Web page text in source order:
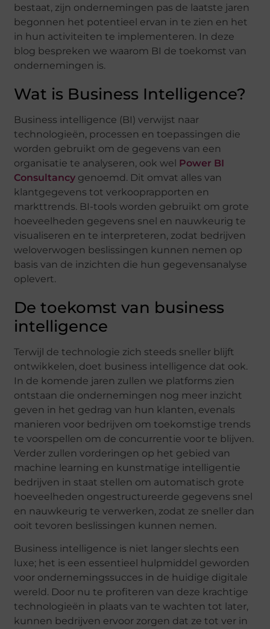
bestaat, zijn ondernemingen pas de laatste jaren
begonnen het potentieel ervan in te zien en het
in hun activiteiten te implementeren. In deze
blog bespreken we waarom BI de toekomst van
ondernemingen is.
Wat is Business Intelligence?
Business intelligence (BI) verwijst naar
technologieën, processen en toepassingen die
worden gebruikt om de gegevens van een
organisatie te analyseren, ook wel Power BI
Consultancy genoemd. Dit omvat alles van
klantgegevens tot verkooprapporten en
markttrends. BI-tools worden gebruikt om grote
hoeveelheden gegevens snel en nauwkeurig te
visualiseren en te interpreteren, zodat bedrijven
weloverwogen beslissingen kunnen nemen op
basis van de inzichten die hun gegevensanalyse
oplevert.
De toekomst van business
intelligence
Terwijl de technologie zich steeds sneller blijft
ontwikkelen, doet business intelligence dat ook.
In de komende jaren zullen we platforms zien
ontstaan die ondernemingen nog meer inzicht
geven in het gedrag van hun klanten, evenals
manieren voor bedrijven om toekomstige trends
te voorspellen om de concurrentie voor te blijven.
Verder zullen vorderingen op het gebied van
machine learning en kunstmatige intelligentie
bedrijven in staat stellen om automatisch grote
hoeveelheden ongestructureerde gegevens snel
en nauwkeurig te verwerken, zodat ze sneller dan
ooit tevoren beslissingen kunnen nemen.
Business intelligence is niet langer slechts een
luxe; het is een essentieel hulpmiddel geworden
voor ondernemingssucces in de huidige digitale
wereld. Door nu te profiteren van deze krachtige
technologieën in plaats van te wachten tot later,
kunnen bedrijven ervoor zorgen dat ze tot ver in